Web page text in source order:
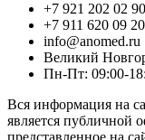
+7 921 202 02 90
+7 911 620 09 20
info@anomed.ru
Великий
Пн-Пт: 09:00-
Вся информация на
является публичной
представленное на